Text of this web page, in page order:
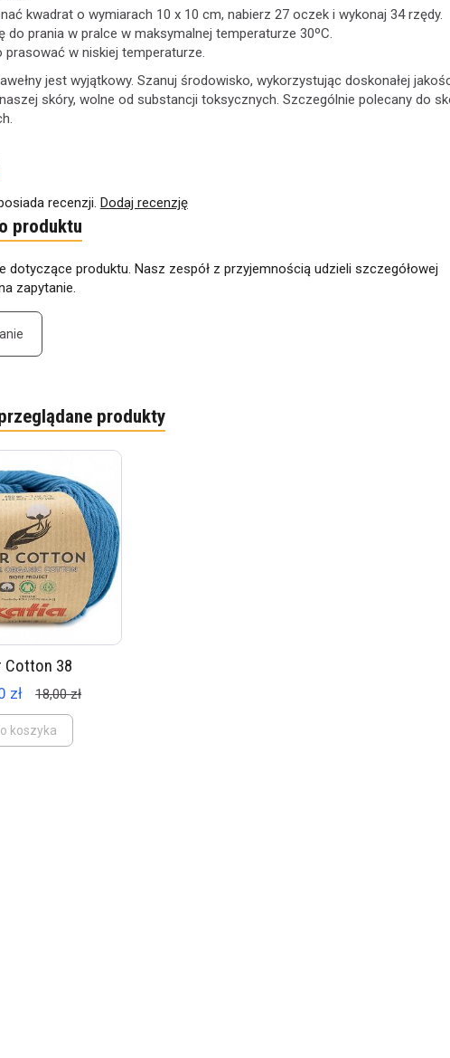
kwadrat o wymiarach 10 x 10 cm, nabierz 27 oczek i wykonaj 34 rzędy.
do prania w pralce w maksymalnej temperaturze 30ºC.
prasować w niskiej temperaturze.
jest wyjątkowy. Szanuj środowisko, wykorzystując doskonałej
skóry, wolne od substancji toksycznych. Szczególnie polecany do
recenzji. Dodaj recenzję
produktu
dotyczące produktu. Nasz zespół z przyjemnością udzieli szczegółowej
zapytanie.
produkty
Cotton 38
zł 18,00 zł
koszyka